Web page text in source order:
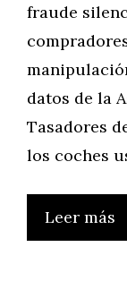
fraude
datos de la
Tasadores
los coches
Leer más